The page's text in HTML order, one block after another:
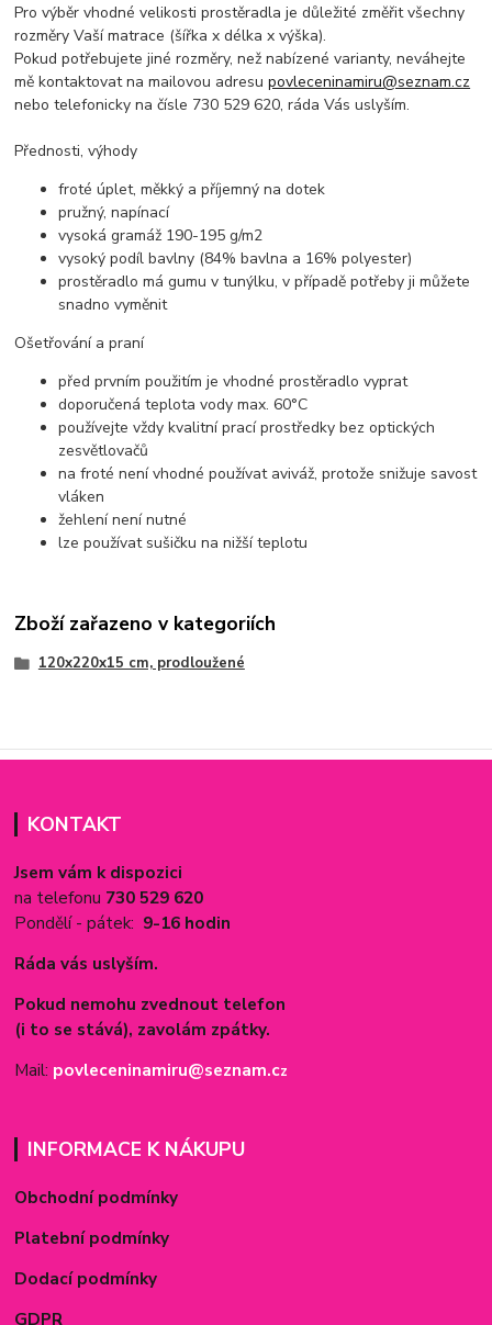
Pro výběr vhodné velikosti prostěradla je důležité změřit všechny
rozměry Vaší matrace (šířka x délka x výška).
Pokud potřebujete jiné rozměry, než nabízené varianty, neváhejte
mě kontaktovat na mailovou adresupovleceninamiru@seznam.cz
nebo telefonicky na čísle 730 529 620, ráda Vás uslyším.
Přednosti, výhody
froté úplet, měkký a příjemný na dotek
pružný, napínací
vysoká gramáž 190-195 g/m2
vysoký podíl bavlny (84% bavlna a 16% polyester)
prostěradlo má gumu v tunýlku, v případě potřeby ji můžete
snadno vyměnit
Ošetřování a praní
před prvním použitím je vhodné prostěradlo vyprat
doporučená teplota vody max. 60°C
používejte vždy kvalitní prací prostředky bez optických
zesvětlovačů
na froté není vhodné používat aviváž, protože snižuje savost
vláken
žehlení není nutné
lze používat sušičku na nižší teplotu
Zboží zařazeno v kategoriích
120x220x15 cm, prodloužené
KONTAKT
Jsem vám k dispozici
na telefonu 730 529 620
Pondělí - pátek: 9-16 hodin
Ráda vás uslyším.
Pokud nemohu zvednout telefon
(i to se stává), zavolám zpátky.
Mail: povleceninamiru@seznam.cz
INFORMACE K NÁKUPU
Obchodní podmínky
Platební podmínky
Dodací podmínky
GDPR